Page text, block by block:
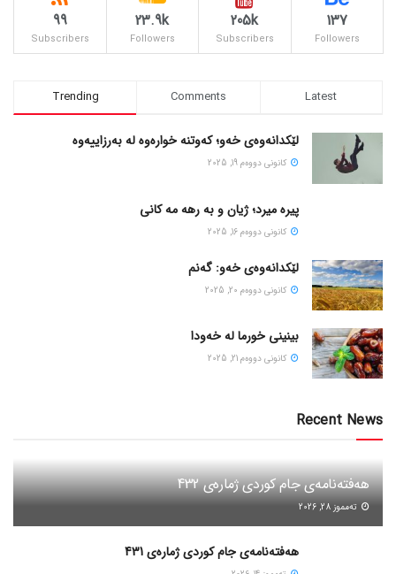
137
Followers
205k
Subscribers
23.9k
Followers
99
Subscribers
Trending Comments Latest
لێکدانەوەی خەو؛ کەوتنە خوارەوە لە بەرزاییەوە
كانونی دووه‌م 19, 2025
پیره میرد؛ ژیان و به رهه مه کانی
كانونی دووه‌م 16, 2025
لێکدانەوەی خەو: گەنم
كانونی دووه‌م 20, 2025
بینینی خورما لە خەودا
كانونی دووه‌م 21, 2025
Recent News
هەفتەنامەی جام کوردی ژمارەی 432
ته‌مموز 28, 2026
هەفتەنامەی جام کوردی ژمارەی 431